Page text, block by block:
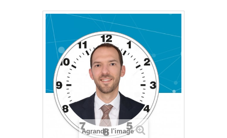
Agrandir l'image